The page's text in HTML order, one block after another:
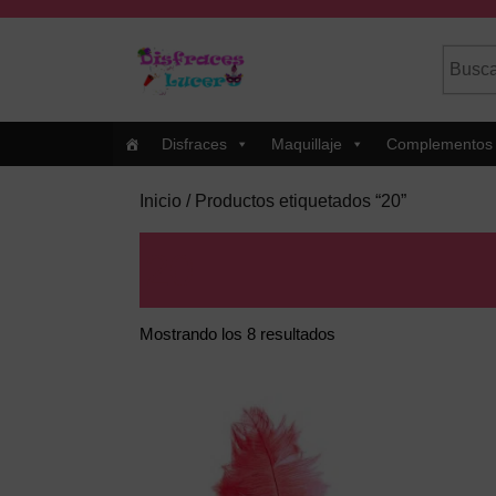
Disfraces Maquillaje Complementos
Inicio / Productos etiquetados “20”
Mostrando los 8 resultados